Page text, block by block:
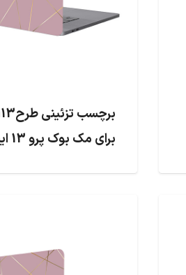
برای مک بوک پرو 13 اینچ 2020